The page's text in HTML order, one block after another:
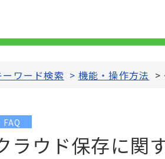
ーワード検索 > 機能・操作方法 >
FAQ
ラウド保存に関